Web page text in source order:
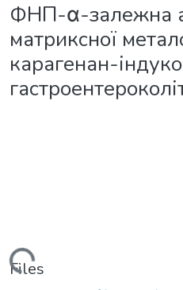
ФНП-α-залежна
матриксної
карагенан-
Loading...
Files